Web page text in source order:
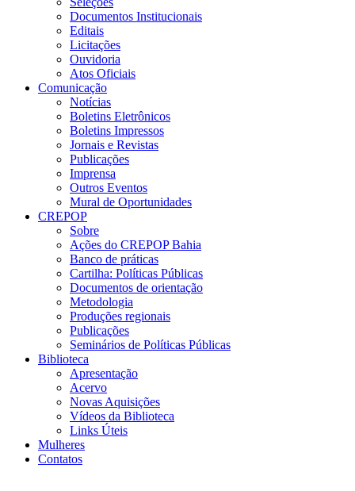
Documentos Institucionais
Editais
Licitações
Ouvidoria
Atos Oficiais
Comunicação
Notícias
Boletins Eletrônicos
Boletins Impressos
Jornais e Revistas
Publicações
Imprensa
Outros Eventos
Mural de Oportunidades
CREPOP
Sobre
Ações do CREPOP Bahia
Banco de práticas
Cartilha: Políticas Públicas
Documentos de orientação
Metodologia
Produções regionais
Publicações
Seminários de Políticas Públicas
Biblioteca
Apresentação
Acervo
Novas Aquisições
Vídeos da Biblioteca
Links Úteis
Mulheres
Contatos